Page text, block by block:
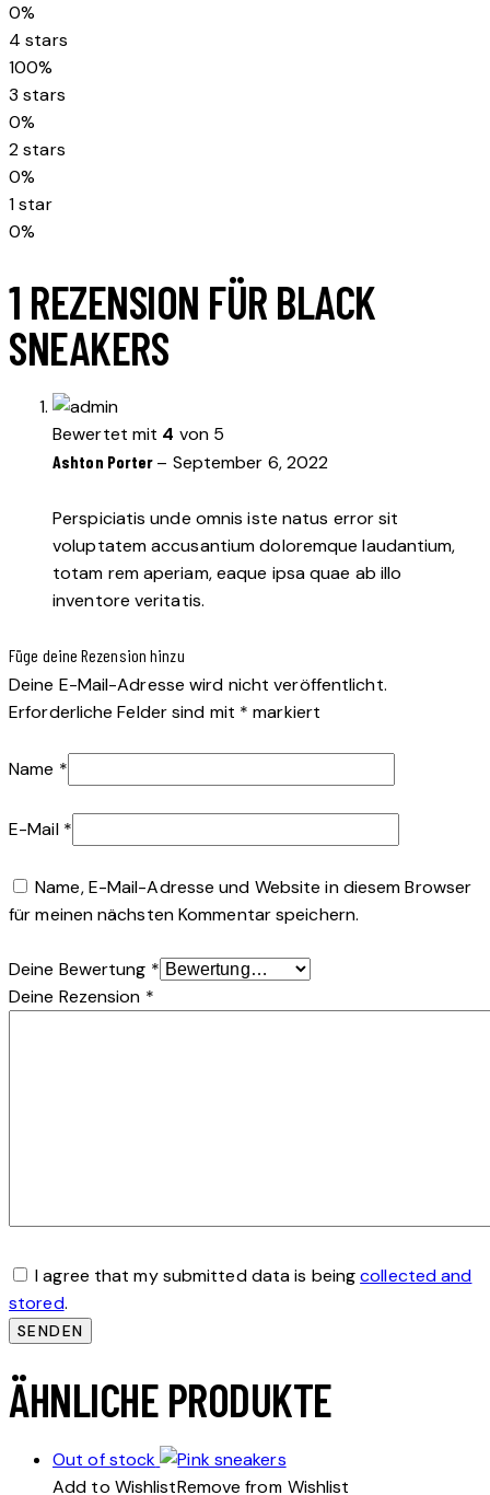
0%
4 stars
100%
3 stars
0%
2 stars
0%
1 star
0%
1 REZENSION FÜR BLACK
SNEAKERS
Bewertet mit 4 von 5
Ashton Porter – September 6, 2022
Perspiciatis unde omnis iste natus error sit
voluptatem accusantium doloremque laudantium,
totam rem aperiam, eaque ipsa quae ab illo
inventore veritatis.
Füge deine Rezension hinzu
Deine E-Mail-Adresse wird nicht veröffentlicht.
Erforderliche Felder sind mit * markiert
Name *
E-Mail *
Name, E-Mail-Adresse und Website in diesem Browser
für meinen nächsten Kommentar speichern.
Deine Bewertung *
Deine Rezension *
I agree that my submitted data is beingcollected and
stored.
ÄHNLICHE PRODUKTE
Out of stock
Add to WishlistRemove from Wishlist